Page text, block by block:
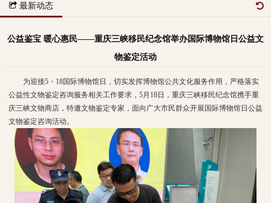
最新动态
公益鉴宝 暖心惠民——重庆三峡移民纪念馆举办国际博物馆日公益文
物鉴定活动
为迎接5・18国际博物馆日，切实发挥博物馆公共文化服务作用，严格落实
公益性文物鉴定咨询服务相关工作要求，5月18日，重庆三峡移民纪念馆携手重
庆三峡文物商店，特邀文物鉴定专家，面向广大市民群众开展国际博物馆日公益
文物鉴定咨询活动。